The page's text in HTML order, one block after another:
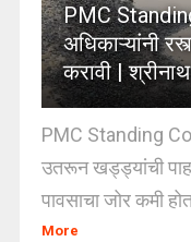
PMC
अधिकाऱ्यांनी
करावी |
PMC Standing
उतरून खड्ड्यांची
पावसाचा जोर कमी
More